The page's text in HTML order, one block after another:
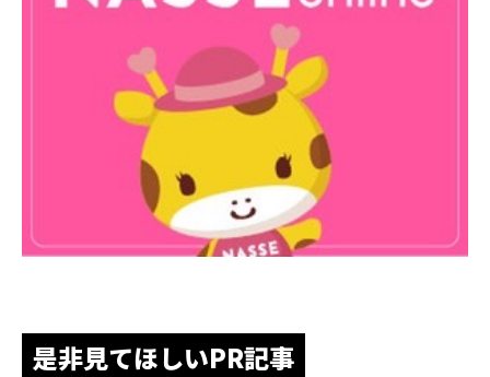
是非見てほしいPR記事